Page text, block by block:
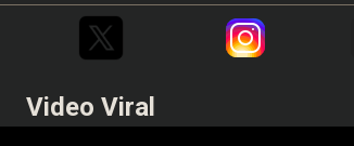
Video Viral